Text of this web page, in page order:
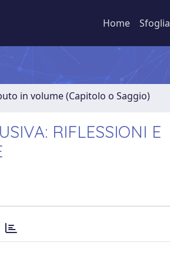
Home Sfoglia
in volume (Capitolo o Saggio)
RIFLESSIONI E